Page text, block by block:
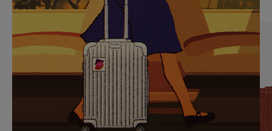
SIE,
UM
ANZUHALTEN
AUFHEBEN
DER
STUMMSCHALTUNG